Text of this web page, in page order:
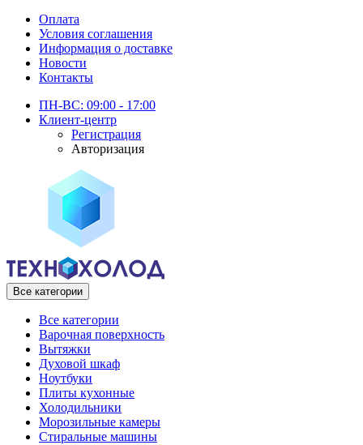
Оплата
Условия соглашения
Информация о доставке
Новости
Контакты
ПН-ВС: 09:00 - 17:00
Клиент-центр
Регистрация
Авторизация
Все категории
Все категории
Варочная поверхность
Вытяжки
Духовой шкаф
Ноутбуки
Плиты кухонные
Холодильники
Морозильные камеры
Стиральные машины